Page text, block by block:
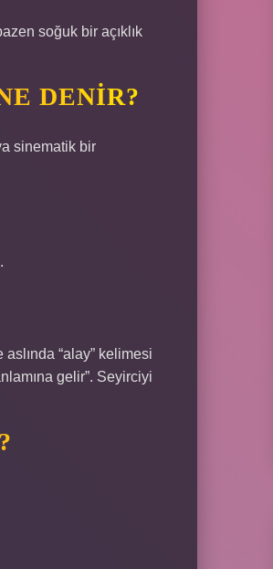
soğuk bir açıklık
DENIR?
sinematik bir
“alay” kelimesi
gelir”. Seyirciyi